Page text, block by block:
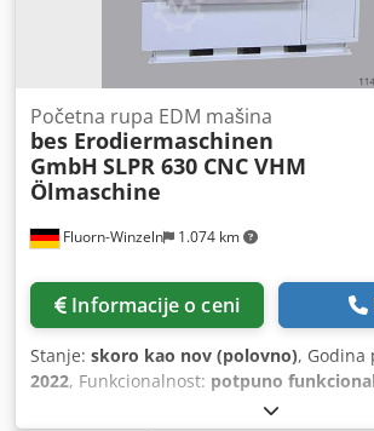
Radno svetlo Jedinica daljinskog
jonizacije Razne alatke u okviru sa alatkama
Fluorn-Winzeln 1.074 km
Početna rupa EDM mašina
bes Erodiermaschinen
GmbH SLPR 630 CNC VHM
Ölmaschine
Informacije o ceni
Stanje: skoro kao nov (polovno), Godina
2022, Funkcionalnost: potpuno
, Y osa hod: